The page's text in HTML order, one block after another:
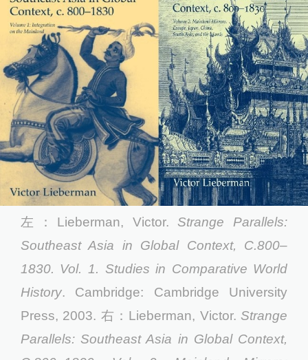
左：Lieberman, Victor.Strange Parallels:
Southeast Asia in Global Context, C.800–
1830. Vol. 1. Studies in Comparative World
History. Cambridge: Cambridge University
Press, 2003. 右：Lieberman, Victor.Strange
Parallels: Southeast Asia in Global Context,